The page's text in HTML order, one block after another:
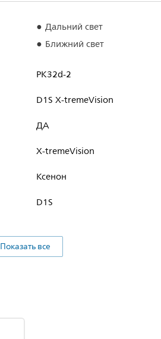
Дальний свет
Ближний свет
PK32d-2
D1S X-tremeVision
ДА
X-tremeVision
Ксенон
D1S
Показать все